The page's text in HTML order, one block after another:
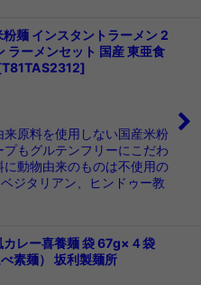
麺 インスタントラーメン 2
ラーメンセット 国産 東亜食
T81TAS2312]
来原料を使用しない国産米粉
もグルテンフリーにこだわ
に動物由来のものは不使用の
ジタリアン、ヒンドゥー教
カレー喜養麺 袋 67g×４袋
素麺） 坂利製麺所